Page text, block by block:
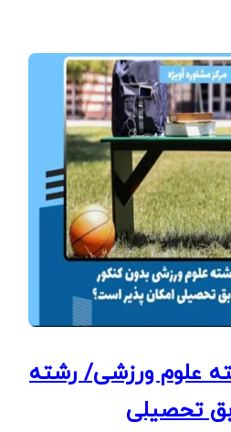
علوم ورزشی/ رشته
تحصیلی